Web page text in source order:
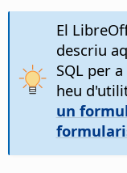
El
descriu
SQL per
heu
un